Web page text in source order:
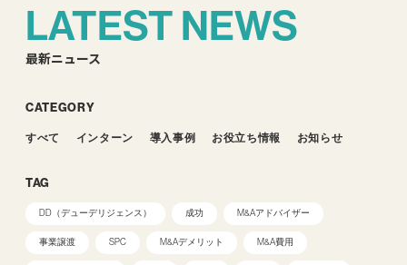
LATEST NEWS
最新ニュース
CATEGORY
すべて インターン 導入事例 お役立ち情報 お知らせ
TAG
DD（デューデリジェンス） 成功 M&Aアドバイザー
事業譲渡 SPC M&Aデメリット M&A費用